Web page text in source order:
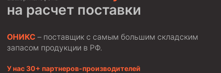
на расчет поставки
ОНИКС – поставщик с самым большим складским
запасом продукции в РФ.
У нас 30+ партнеров-производителей